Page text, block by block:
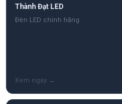
Thành Đạt LED
Đèn LED chính hãng